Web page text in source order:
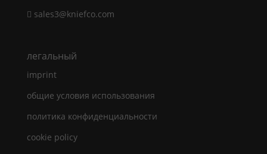
sales3@kniefco.com
легальный
imprint
общие условия использования
политика конфиденциальности
cookie policy